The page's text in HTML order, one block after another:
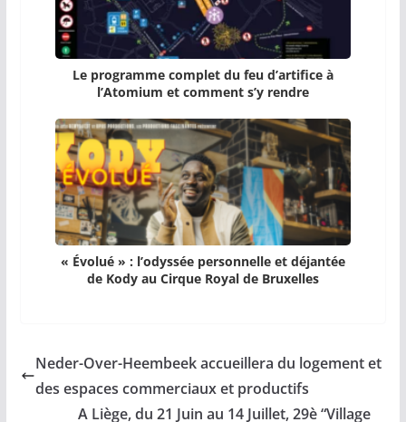
Le programme complet du feu d’artifice à
l’Atomium et comment s’y rendre
« Évolué » : l’odyssée personnelle et déjantée
de Kody au Cirque Royal de Bruxelles
Neder-Over-Heembeek accueillera du logement et
des espaces commerciaux et productifs
A Liège, du 21 Juin au 14 Juillet, 29è “Village